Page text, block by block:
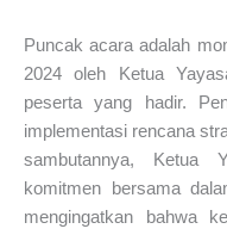
Puncak acara adalah
2024 oleh Ketua
peserta yang hadir.
implementasi rencana
sambutannya, Ketua
komitmen bersama
mengingatkan bahwa